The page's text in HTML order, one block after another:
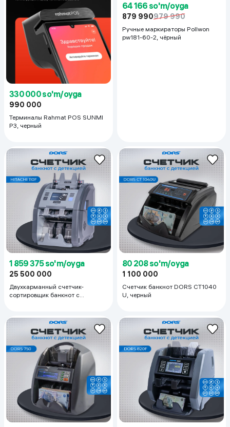
330 000 so'm/oyga
990 000
Терминалы Rahmat POS SUNMI
P3, черный
64 166 so'm/oyga
879 990979 990
Ручные маркираторы Pollwon
pw181-60-2, чёрный
1 859 375 so'm/oyga
25 500 000
Двухкарманный счетчик-
сортировщик банкнот с
80 208 so'm/oyga
1 100 000
Счетчик банкнот DORS CT1040
U, черный